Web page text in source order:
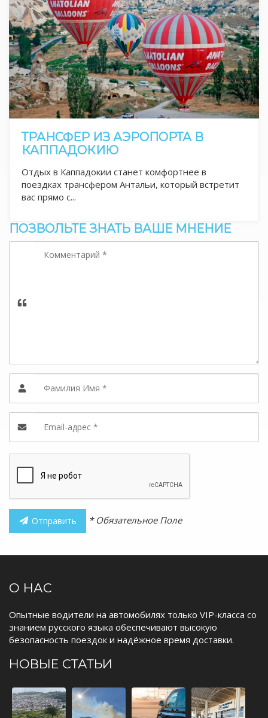
ТРАНСФЕР ИЗ АЭРОПОРТА В
КАППАДОКИЮ
Отдых в Каппадокии станет комфортнее в
поездках трансфером Антальи, который встретит
вас прямо с...
ПОЗВОЛЬТЕ ЗНАТЬ ВАШЕ МНЕНИЕ
Отправить * Обязательное Поле
О НАС
Опытные водители на автомобилях только VIP-класса со
знанием русского языка обеспечивают высокую
безопасность поездок и надёжное время доставки.
НОВЫЕ СТАТЬИ